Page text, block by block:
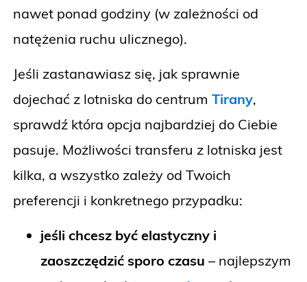
nawet ponad godziny (w zależności od
natężenia ruchu ulicznego).
Jeśli zastanawiasz się, jak sprawnie
dojechać z lotniska do centrum Tirany,
sprawdź która opcja najbardziej do Ciebie
pasuje. Możliwości transferu z lotniska jest
kilka, a wszystko zależy od Twoich
preferencji i konkretnego przypadku:
jeśli chcesz być elastyczny i
zaoszczędzić sporo czasu – najlepszym